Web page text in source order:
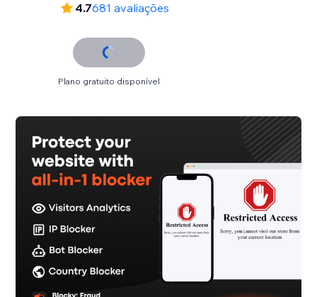
4.7681 avaliações
Plano gratuito disponível